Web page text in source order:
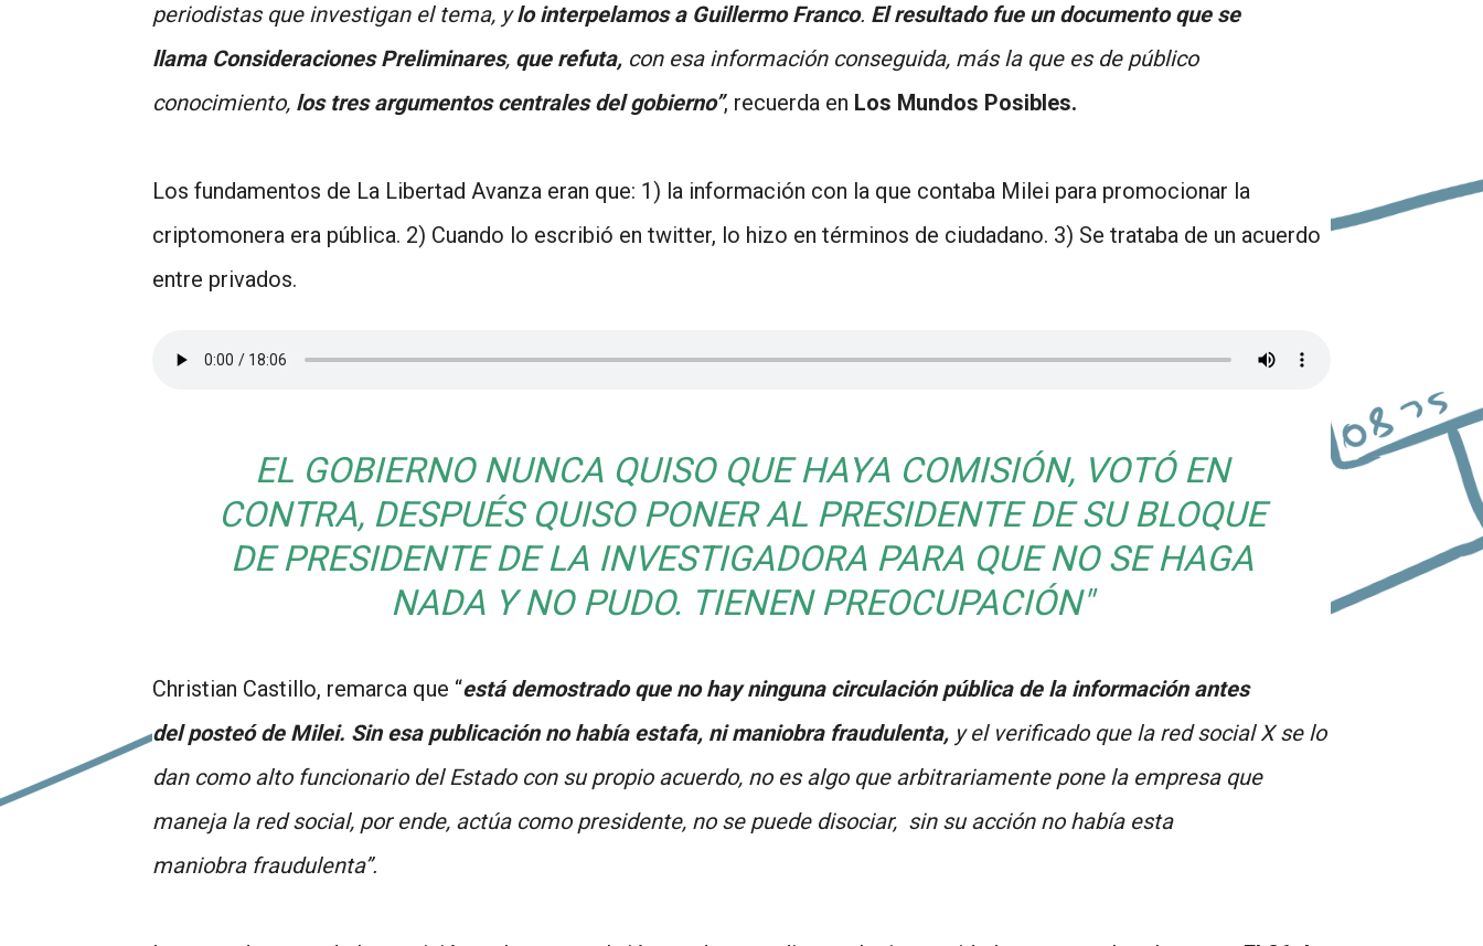
periodistas que investigan el tema, ylo interpelamos a Guillermo Franco. El resultado fue un documento que se
llama Consideraciones Preliminares, que refuta, con esa información conseguida, más la que es de público
conocimiento, los tres argumentos centrales del gobierno”, recuerda en Los Mundos Posibles.
Los fundamentos de La Libertad Avanza eran que: 1) la información con la que contaba Milei para promocionar la
criptomonera era pública. 2) Cuando lo escribió en twitter, lo hizo en términos de ciudadano. 3) Se trataba de un acuerdo
entre privados.
EL GOBIERNO NUNCA QUISO QUE HAYA COMISIÓN, VOTÓ EN
CONTRA, DESPUÉS QUISO PONER AL PRESIDENTE DE SU BLOQUE
DE PRESIDENTE DE LA INVESTIGADORA PARA QUE NO SE HAGA
NADA Y NO PUDO. TIENEN PREOCUPACIÓN"
Christian Castillo, remarca que “está demostrado que no hay ninguna circulación pública de la información antes
del posteó de Milei. Sin esa publicación no había estafa, ni maniobra fraudulenta, y el verificado que la red social X se lo
dan como alto funcionario del Estado con su propio acuerdo, no es algo que arbitrariamente pone la empresa que
maneja la red social, por ende, actúa como presidente, no se puede disociar, sin su acción no había esta
maniobra fraudulenta”.